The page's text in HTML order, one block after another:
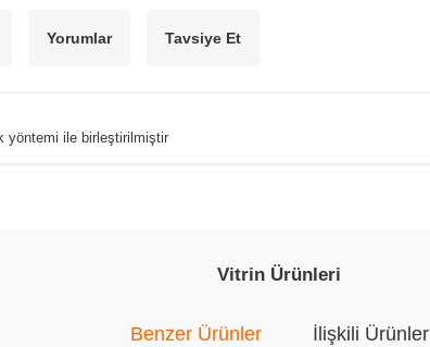
Yorumlar Tavsiye Et
yöntemi ile birleştirilmiştir
Vitrin Ürünleri
Benzer Ürünler İlişkili Ürünler